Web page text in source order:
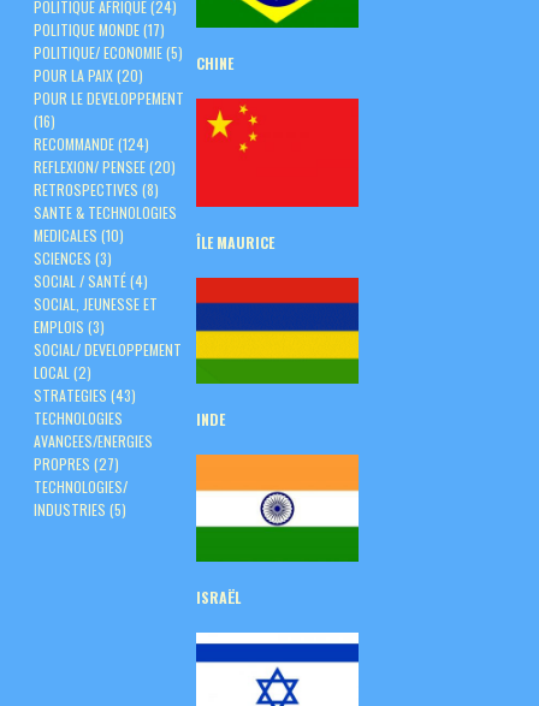
POLITIQUE AFRIQUE(24)
POLITIQUE MONDE(17)
POLITIQUE/ ECONOMIE(5)
POUR LA PAIX(20)
POUR LE DEVELOPPEMENT
(16)
RECOMMANDE(124)
REFLEXION/ PENSEE(20)
RETROSPECTIVES (8)
SANTE & TECHNOLOGIES
MEDICALES (10)
SCIENCES (3)
SOCIAL / SANTÉ(4)
SOCIAL, JEUNESSE ET
EMPLOIS (3)
SOCIAL/ DEVELOPPEMENT
LOCAL(2)
STRATEGIES (43)
TECHNOLOGIES
AVANCEES/ENERGIES
PROPRES (27)
TECHNOLOGIES/
INDUSTRIES (5)
CHINE
ÎLEMAURICE
INDE
ISRAËL